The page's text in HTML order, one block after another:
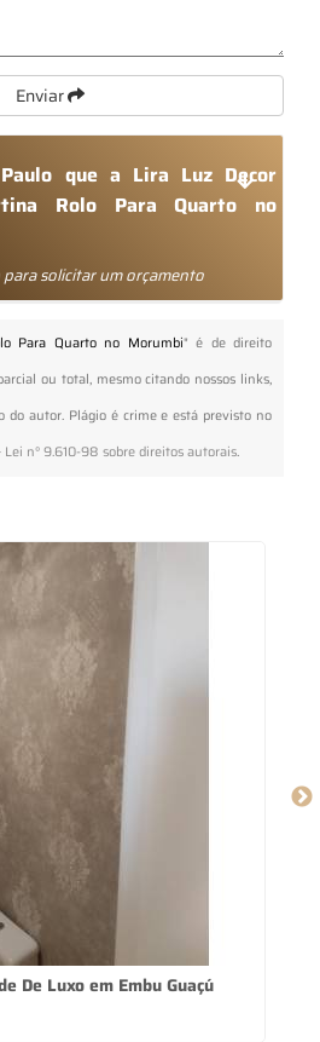
Enviar
que a Lira Luz Decor
Rolo Para Quarto no
solicitar um orçamento
Para Quarto no Morumbi" é de direito
ou total, mesmo citando nossos links,
do autor. Plágio é crime e está previsto no
Lei n° 9.610-98 sobre direitos autorais.
De Luxo em Embu Guaçú